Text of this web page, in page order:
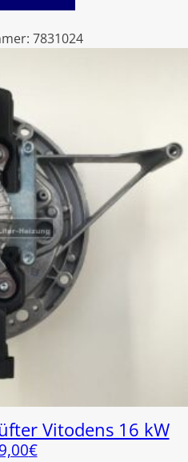
7831024
Vitodens 16 kW
€